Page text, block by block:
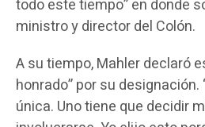
todo este tiempo” en donde
ministro y director del Colón.
A su tiempo, Mahler declaró
honrado” por su
única. Uno tiene que decidir